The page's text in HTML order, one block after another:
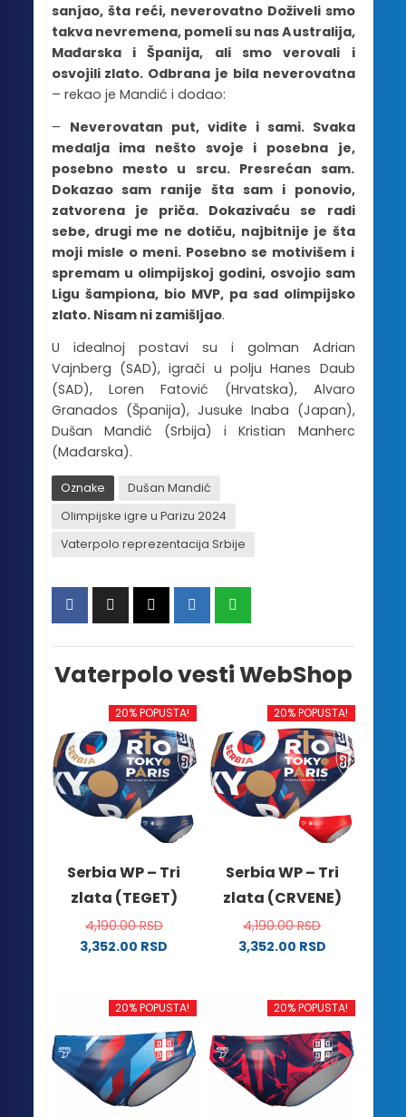
sanjao, šta reći, neverovatno Doživeli smo
takva nevremena, pomeli su nas Australija,
Mađarska i Španija, ali smo verovali i
osvojili zlato. Odbrana je bila neverovatna
– rekao je Mandić i dodao:
– Neverovatan put, vidite i sami. Svaka
medalja ima nešto svoje i posebna je,
posebno mesto u srcu. Presrećan sam.
Dokazao sam ranije šta sam i ponovio,
zatvorena je priča. Dokazivaću se radi
sebe, drugi me ne dotiču, najbitnije je šta
moji misle o meni. Posebno se motivišem i
spremam u olimpijskoj godini, osvojio sam
Ligu šampiona, bio MVP, pa sad olimpijsko
zlato. Nisam ni zamišljao.
U idealnoj postavi su i golman Adrian
Vajnberg (SAD), igrači u polju Hanes Daub
(SAD), Loren Fatović (Hrvatska), Alvaro
Granados (Španija), Jusuke Inaba (Japan),
Dušan Mandić (Srbija) i Kristian Manherc
(Mađarska).
Oznake
Dušan Mandić
Olimpijske igre u Parizu 2024
Vaterpolo reprezentacija Srbije
Vaterpolo vesti WebShop
20% POPUSTA!
Serbia WP – Tri
zlata (TEGET)
4,190.00RSD
3,352.00 RSD
ima
varijanti.
Opcije
mogu
biti
20% POPUSTA!
Serbia WP – Tri
zlata (CRVENE)
4,190.00RSD
3,352.00 RSD
ima
varijanti.
Opcije
mogu
biti
20% POPUSTA! 20% POPUSTA!